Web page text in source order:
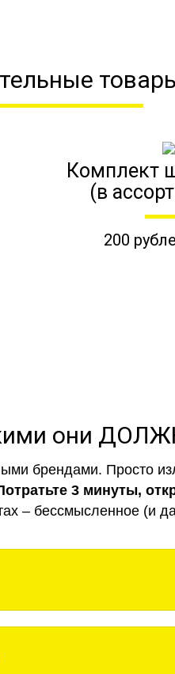
Комплект
(в
200
они
брендами. Просто
3 минуты,
– бессмысленное (и